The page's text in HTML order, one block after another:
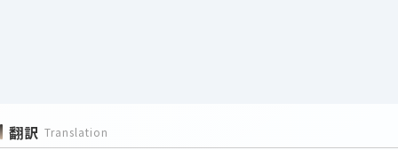
翻訳 Translation